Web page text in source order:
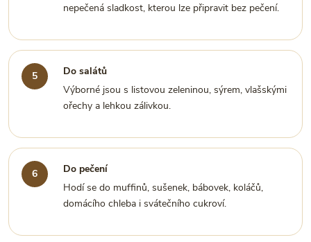
nepečená sladkost, kterou lze připravit bez pečení.
Do salátů
Výborné jsou s listovou zeleninou, sýrem, vlašskými
ořechy a lehkou zálivkou.
Do pečení
Hodí se do muffinů, sušenek, bábovek, koláčů,
domácího chleba i svátečního cukroví.